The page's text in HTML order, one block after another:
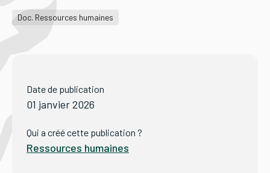
Lieux
Doc. Ressources humaines
Date de publication
01 janvier 2026
Qui a créé cette publication ?
Ressources humaines